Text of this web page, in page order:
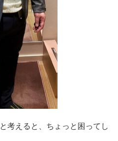
と考えると、ちょっと困ってし